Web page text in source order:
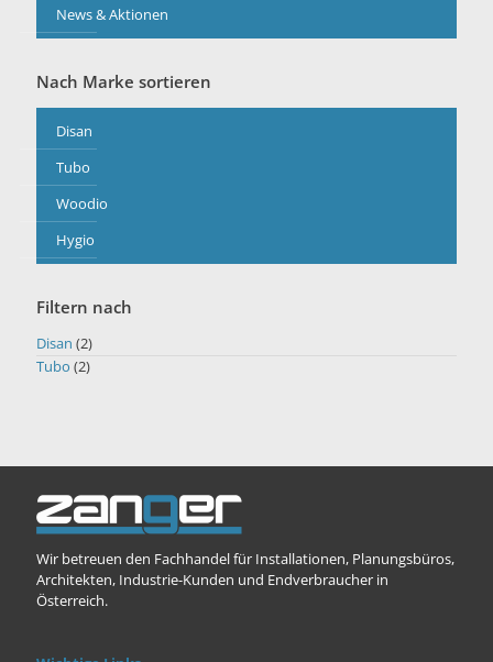
News & Aktionen
Nach Marke sortieren
Disan
Tubo
Woodio
Hygio
Filtern nach
Disan (2)
Tubo (2)
Wir betreuen den Fachhandel für Installationen, Planungsbüros,
Architekten, Industrie-Kunden und Endverbraucher in
Österreich.